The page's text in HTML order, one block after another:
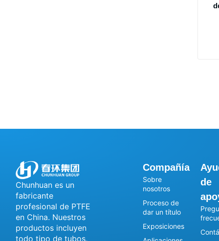
Chunhuan es un
fabricante
profesional de PTFE
en China. Nuestros
productos incluyen
todo tipo de tubos,
Compañía
Sobre
nosotros
Proceso de
dar un título
Exposiciones
de